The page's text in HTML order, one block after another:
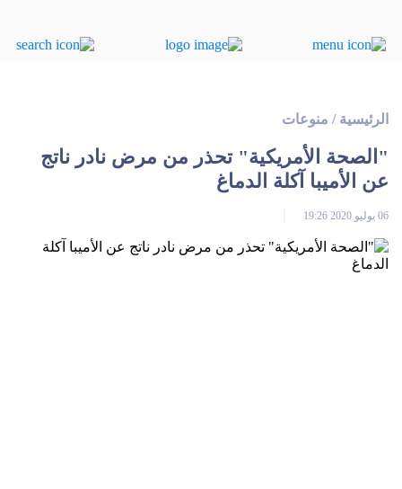
الرئيسية / منوعات
"الصحة الأمريكية" تحذر من مرض نادر ناتج
عن الأميبا آكلة الدماغ
06 يوليو 2020 19:26